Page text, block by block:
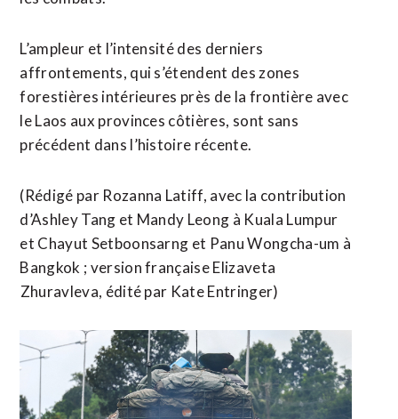
L’ampleur et l’intensité des derniers
affrontements, qui s’étendent des zones
forestières intérieures près de la frontière avec
le Laos aux provinces côtières, ⁠sont sans
précédent dans l’histoire récente.
(Rédigé par Rozanna Latiff, avec la contribution
d’Ashley Tang et Mandy Leong à Kuala Lumpur
et Chayut ‌Setboonsarng et Panu Wongcha-um à
Bangkok ; version française Elizaveta
⁠Zhuravleva, édité par Kate Entringer)